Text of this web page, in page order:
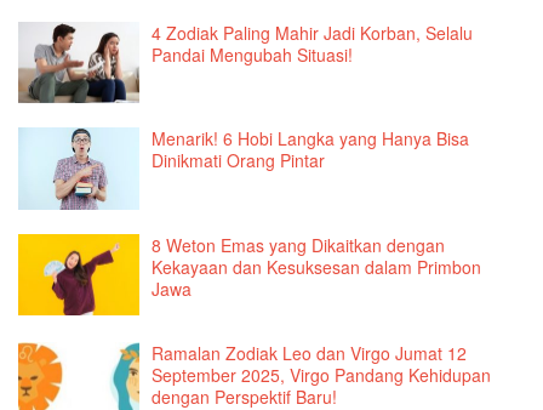
4 Zodiak Paling Mahir Jadi Korban, Selalu
Pandai Mengubah Situasi!
Menarik! 6 Hobi Langka yang Hanya Bisa
Dinikmati Orang Pintar
8 Weton Emas yang Dikaitkan dengan
Kekayaan dan Kesuksesan dalam Primbon
Jawa
Ramalan Zodiak Leo dan Virgo Jumat 12
September 2025, Virgo Pandang Kehidupan
dengan Perspektif Baru!